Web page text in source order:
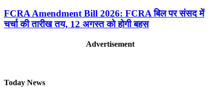
FCRA Amendment Bill 2026: FCRA बिल पर संसद में
चर्चा की तारीख तय, 12 अगस्त को होगी बहस
Advertisement
Today News